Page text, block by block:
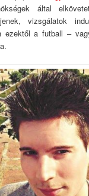
által
vizsgálatok
ezektől a futball –